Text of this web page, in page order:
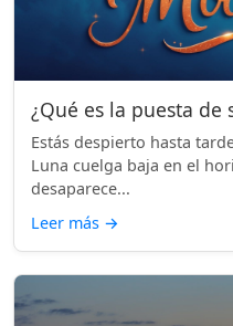
¿Qué es la puesta de
Estás despierto hasta
Luna cuelga baja en el
desaparece...
Leer más →